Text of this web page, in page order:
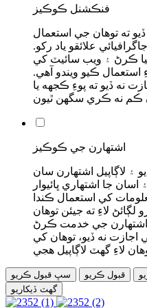
فنڪشنل ڪوڪيز
ته توهان جي استعمال
علائقو ياد رکو.
ڪرڻ ۽ ويب سائيٽ کي
استعمال ڪيو ويندو آهي.
نه ڏيو ته پوءِ ڪجهه يا
اشتهارن جي ڪوڪيز
لاڳاپيل اشتهارن سان
جا اشتهاري ڀائيوار
کي استعمال ڪندا
لڳائڻ لاءِ ته جيئن توهان
اشتهارن جي خدمت ڪرڻ
نه ڏيو، توهان کي
سڀ قبول ڪريو قبول ڪريو
گهٽ ڏيکاريو